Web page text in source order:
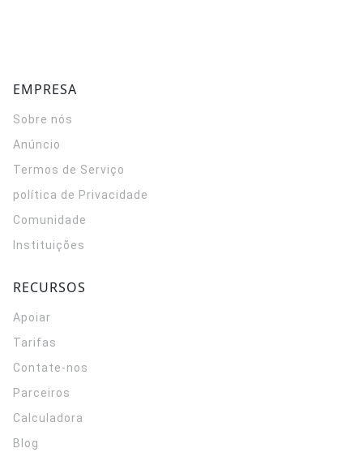
EMPRESA
Sobre nós
Anúncio
Termos de Serviço
política de Privacidade
Comunidade
Instituições
RECURSOS
Apoiar
Tarifas
Contate-nos
Parceiros
Calculadora
Blog